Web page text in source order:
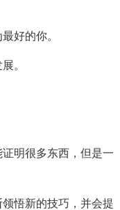
好的你。
。
明很多东西，但是一
悟新的技巧，并会提